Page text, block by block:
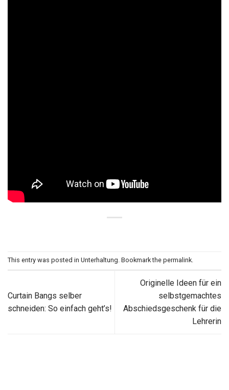
This entry was posted in Unterhaltung. Bookmark the permalink.
Curtain Bangs selber
schneiden: So einfach geht’s!
Originelle Ideen für ein
selbstgemachtes
Abschiedsgeschenk für die
Lehrerin